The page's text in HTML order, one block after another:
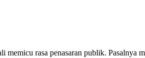
rasa penasaran publik. Pasalnya